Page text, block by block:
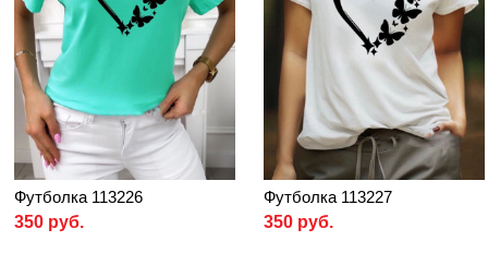
Футболка 113226
350 руб.
Футболка 113227
350 руб.